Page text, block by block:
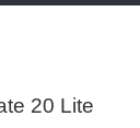
20 Lite